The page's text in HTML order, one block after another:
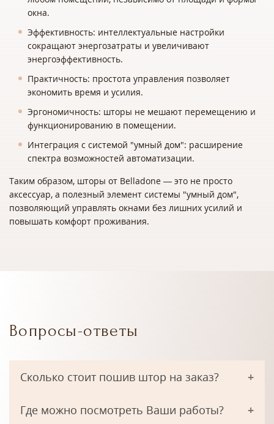
окна.
Эффективность: интеллектуальные настройки
сокращают энергозатраты и увеличивают
энергоэффективность.
Практичность: простота управления позволяет
экономить время и усилия.
Эргономичность: шторы не мешают перемещению и
функционированию в помещении.
Интеграция с системой "умный дом": расширение
спектра возможностей автоматизации.
Таким образом, шторы от Belladone — это не просто
аксессуар, а полезный элемент системы "умный дом",
позволяющий управлять окнами без лишних усилий и
повышать комфорт проживания.
Вопросы-ответы
Сколько стоит пошив штор на заказ?
Где можно посмотреть Ваши работы?